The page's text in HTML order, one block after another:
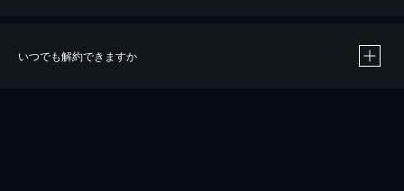
いつでも解約できますか